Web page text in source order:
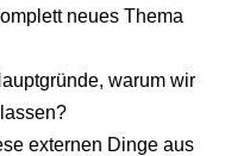
neues Thema
warum wir
externen Dinge aus